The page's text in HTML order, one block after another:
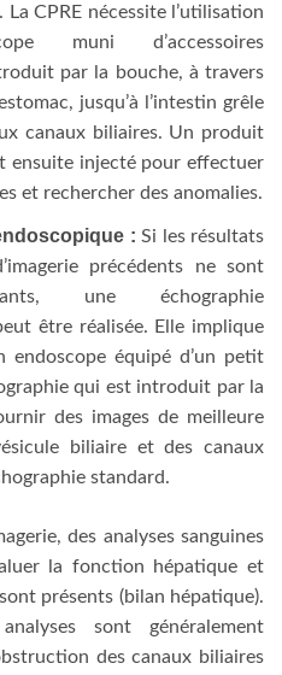
La CPRE nécessite l’utilisation
muni d’accessoires
par la bouche, à travers
jusqu’à l’intestin grêle
canaux biliaires. Un produit
ensuite injecté pour effectuer
et rechercher des anomalies.
: Si les résultats
précédents ne sont
une échographie
être réalisée. Elle implique
endoscope équipé d’un petit
qui est introduit par la
des images de meilleure
biliaire et des canaux
standard.
des analyses sanguines
la fonction hépatique et
présents (bilan hépatique).
sont généralement
des canaux biliaires